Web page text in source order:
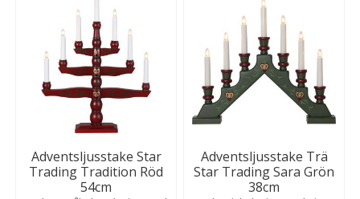
Adventsljusstake Star
Trading Tradition Röd
54cm
Adventsljusstake Trä
Star Trading Sara Grön
38cm